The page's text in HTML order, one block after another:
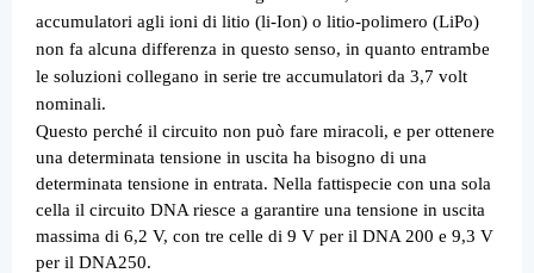
accumulatori agli ioni di litio (li-Ion) o litio-polimero (LiPo)
non fa alcuna differenza in questo senso, in quanto entrambe
le soluzioni collegano in serie tre accumulatori da 3,7 volt
nominali.
Questo perché il circuito non può fare miracoli, e per ottenere
una determinata tensione in uscita ha bisogno di una
determinata tensione in entrata. Nella fattispecie con una sola
cella il circuito DNA riesce a garantire una tensione in uscita
massima di 6,2 V, con tre celle di 9 V per il DNA 200 e 9,3 V
per il DNA250.